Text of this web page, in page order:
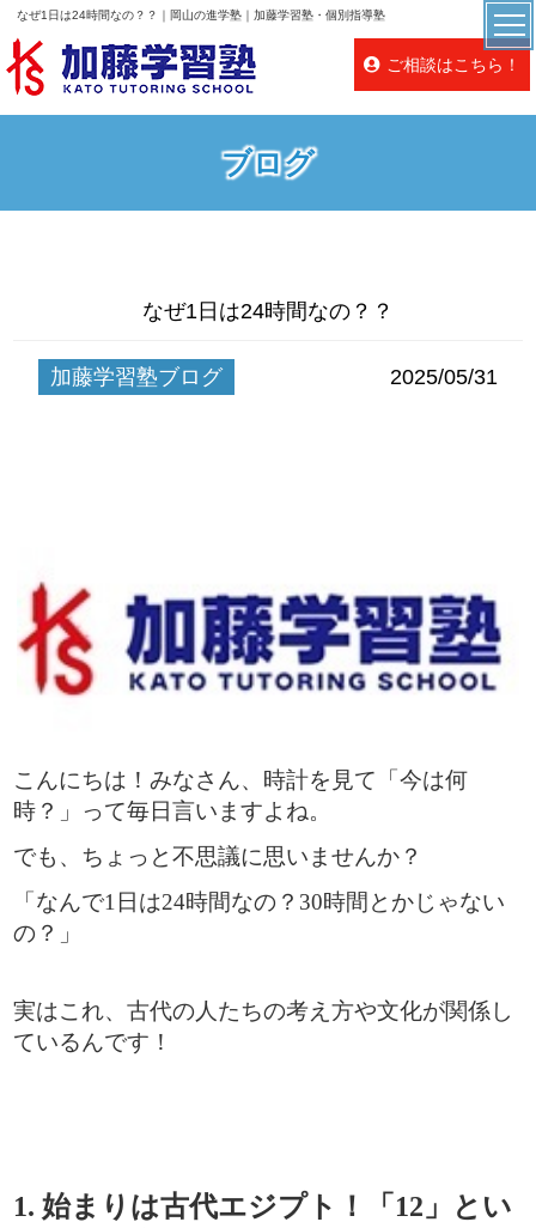
なぜ1日は24時間なの？？｜岡山の進学塾｜加藤学習塾・個別指導塾
ご相談はこちら！
ブログ
なぜ1日は24時間なの？？
加藤学習塾ブログ 2025/05/31
こんにちは！みなさん、時計を見て「今は何
時？」って毎日言いますよね。
でも、ちょっと不思議に思いませんか？
「なんで1日は24時間なの？30時間とかじゃない
の？」
実はこれ、古代の人たちの考え方や文化が関係し
ているんです！
1. 始まりは古代エジプト！「12」とい